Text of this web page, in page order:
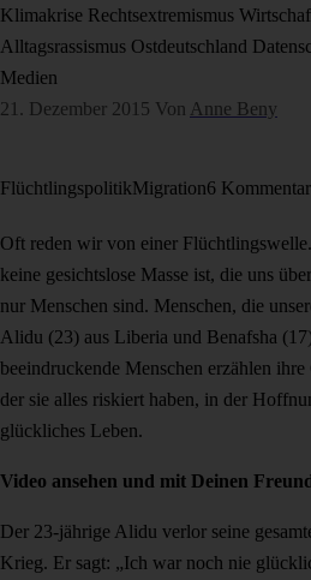
Klimakrise Rechtsextremismus
Alltagsrassismus Ostdeutschland
Medien
21. Dezember 2015 Von Anne Beny
FlüchtlingspolitikMigration6
Oft reden wir von einer
keine gesichtslose Masse ist, die uns
nur Menschen sind. Menschen, die
Alidu (23) aus Liberia und Benafsha
beeindruckende Menschen erzählen
der sie alles riskiert haben, in der
glückliches Leben.
Video ansehen und mit Deinen
Der 23-jährige Alidu verlor seine
Krieg. Er sagt: „Ich war noch nie